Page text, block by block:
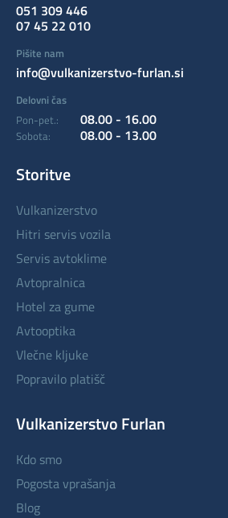
051 309 446
07 45 22 010
Pišite nam
info@vulkanizerstvo-furlan.si
Delovni čas
Pon-pet.:
08.00 - 16.00
Sobota: 08.00 - 13.00
Storitve
vulkanizerstvo
hitri servis vozila
servis avtoklime
avtopralnica
hotel za gume
avtooptika
vlečne kljuke
popravilo platišč
Vulkanizerstvo Furlan
kdo smo
pogosta vprašanja
blog